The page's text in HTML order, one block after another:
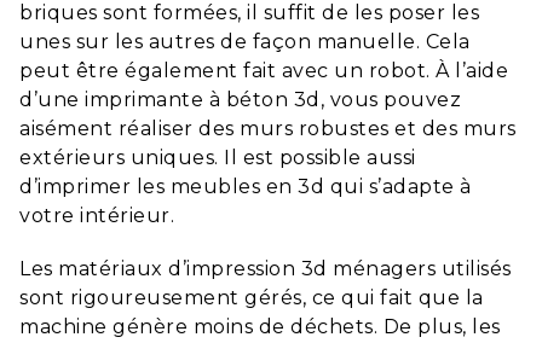
briques sont formées, il suffit de les poser les
unes sur les autres de façon manuelle. Cela
peut être également fait avec un robot. À l’aide
d’une imprimante à béton 3d, vous pouvez
aisément réaliser des murs robustes et des murs
extérieurs uniques. Il est possible aussi
d’imprimer les meubles en 3d qui s’adapte à
votre intérieur.
Les matériaux d’impression 3d ménagers utilisés
sont rigoureusement gérés, ce qui fait que la
machine génère moins de déchets. De plus, les